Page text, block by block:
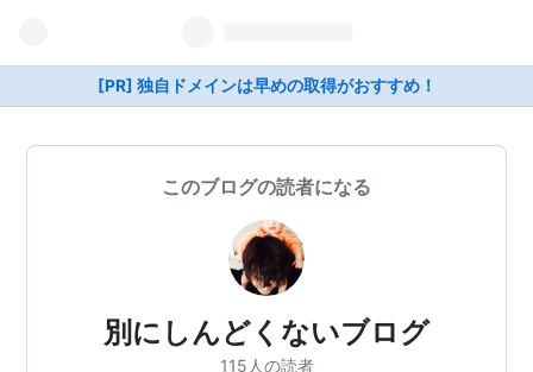
[PR] 独自ドメインは早めの取得がおすすめ！
このブログの読者になる
別にしんどくないブログ
115人の読者